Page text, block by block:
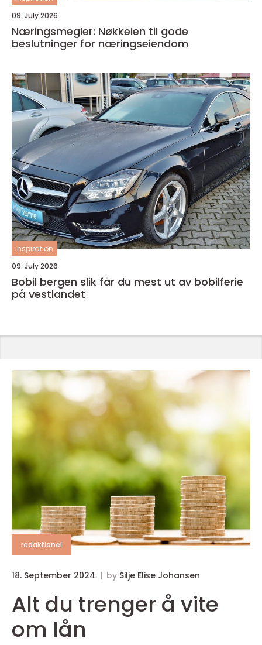
09. July 2026
Næringsmegler: Nøkkelen til gode
beslutninger for næringseiendom
inspiration
09. July 2026
Bobil bergen slik får du mest ut av bobilferie
på vestlandet
redaktionel
18. September 2024 by Silje Elise Johansen
Alt du trenger å vite
om lån